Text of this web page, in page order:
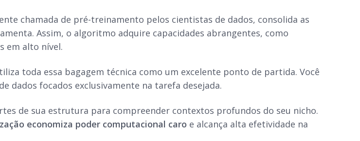
chamada de pré-treinamento pelos cientistas de dados, consolida as
Assim, o algoritmo adquire capacidades abrangentes, como
em alto nível.
toda essa bagagem técnica como um excelente ponto de partida. Você
dados focados exclusivamente na tarefa desejada.
de sua estrutura para compreender contextos profundos do seu nicho.
economiza poder computacional caro e alcança alta efetividade na